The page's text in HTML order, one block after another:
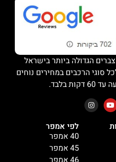
לפי אמפר
40 אמפר
45 אמפר
הגדולה ביותר בישראל
סוגי הרכבים במחירים נוחים
בלבד.